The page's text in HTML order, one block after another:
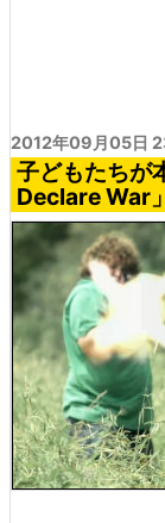
2012年09月05日
子どもたちが
Declare War